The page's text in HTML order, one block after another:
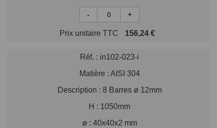
- +
Prix unitaire TTC 156,24 €
Réf. : in102-023-i
Matière : AISI 304
Description : 8 Barres ø 12mm
H : 1050mm
ø : 40x40x2 mm